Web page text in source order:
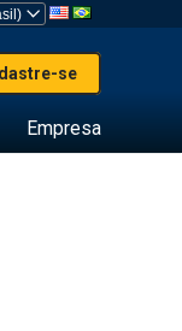
se
Empresa